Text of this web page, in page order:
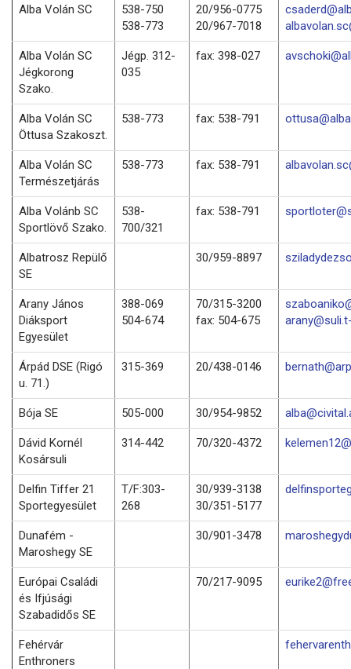
Alba Volán SC
538-750
538-773
20/956-0775
20/967-7018
Alba Volán SC
Jégkorong
Szako.
Jégp. 312-
035
fax: 398-027
Alba Volán SC
Öttusa Szakoszt.
538-773 fax: 538-791
Alba Volán SC
Természetjárás
538-773 fax: 538-791
Alba Volánb SC
Sportlövő Szako.
538-
700/321
fax: 538-791
Albatrosz Repülő
SE
30/959-8897
Arany János
Diáksport
Egyesület
388-069
504-674
70/315-3200
fax: 504-675
Árpád DSE (Rigó
u. 71.)
315-369 20/438-0146
Bója SE 505-000 30/954-9852
Dávid Kornél
Kosársuli
314-442 70/320-4372
Delfin Tiffer 21
Sportegyesület
T/F:303-
268
30/939-3138
30/351-5177
Dunafém -
Maroshegy SE
30/901-3478
Európai Családi
és Ifjúsági
Szabadidős SE
70/217-9095
Fehérvár
Enthroners